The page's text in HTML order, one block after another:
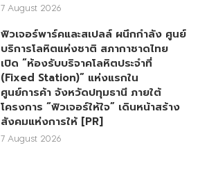
7 August 2026
ฟิวเจอร์พาร์คและสเปลล์ ผนึกกำลัง ศูนย์
บริการโลหิตแห่งชาติ สภากาชาดไทย
เปิด “ห้องรับบริจาคโลหิตประจำที่
(Fixed Station)” แห่งแรกใน
ศูนย์การค้า จังหวัดปทุมธานี ภายใต้
โครงการ “ฟิวเจอร์ให้ใจ” เดินหน้าสร้าง
สังคมแห่งการให้ [PR]
7 August 2026